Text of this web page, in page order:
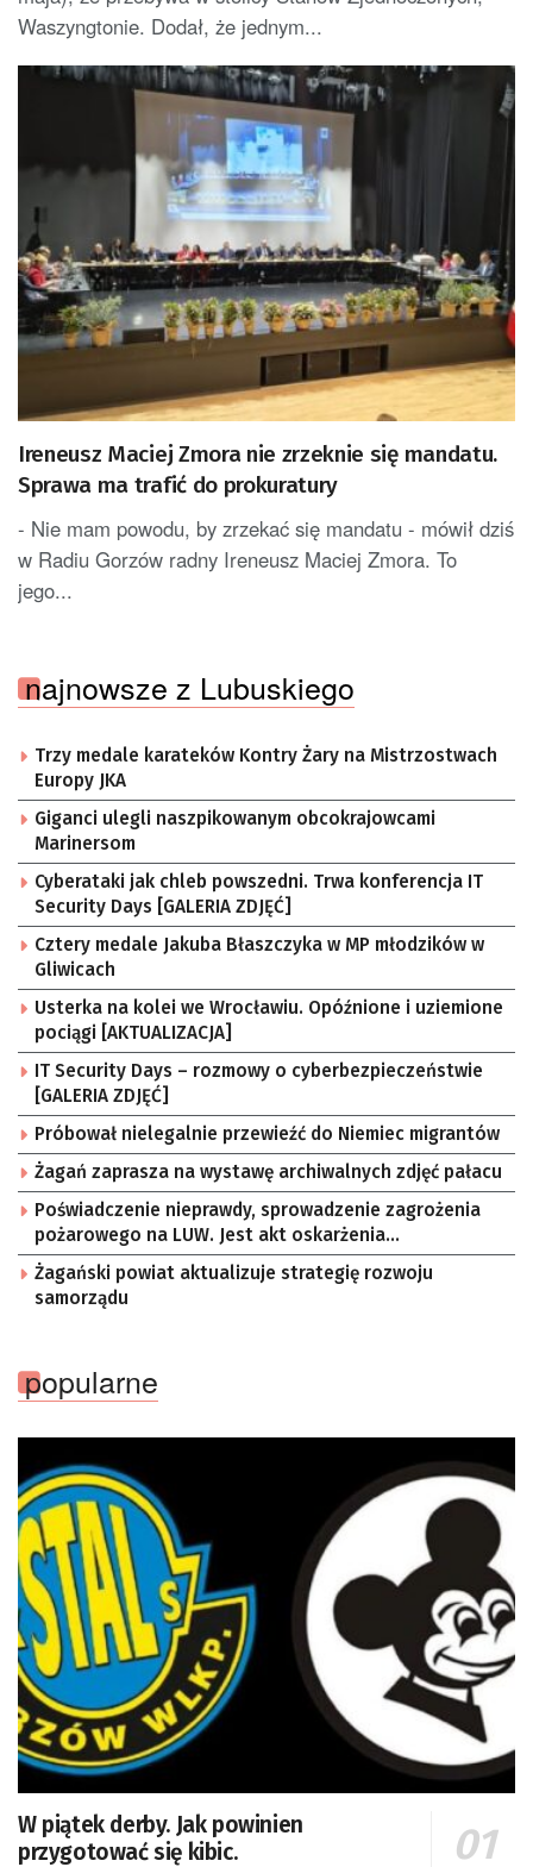
Waszyngtonie. Dodał, że jednym...
Ireneusz Maciej Zmora nie zrzeknie się mandatu.
Sprawa ma trafić do prokuratury
- Nie mam powodu, by zrzekać się mandatu - mówił dziś
w Radiu Gorzów radny Ireneusz Maciej Zmora. To
jego...
najnowsze z Lubuskiego
Trzy medale karateków Kontry Żary na Mistrzostwach
Europy JKA
Giganci ulegli naszpikowanym obcokrajowcami
Marinersom
Cyberataki jak chleb powszedni. Trwa konferencja IT
Security Days [GALERIA ZDJĘĆ]
Cztery medale Jakuba Błaszczyka w MP młodzików w
Gliwicach
Usterka na kolei we Wrocławiu. Opóźnione i uziemione
pociągi [AKTUALIZACJA]
IT Security Days – rozmowy o cyberbezpieczeństwie
[GALERIA ZDJĘĆ]
Próbował nielegalnie przewieźć do Niemiec migrantów
Żagań zaprasza na wystawę archiwalnych zdjęć pałacu
Poświadczenie nieprawdy, sprowadzenie zagrożenia
pożarowego na LUW. Jest akt oskarżenia
[AKTUALIZACJA]
Żagański powiat aktualizuje strategię rozwoju
samorządu
popularne
W piątek derby. Jak powinien
przygotować się kibic.